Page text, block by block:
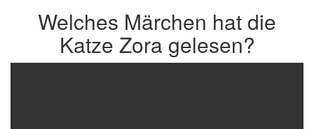
Welches Märchen hat die
Katze Zora gelesen?